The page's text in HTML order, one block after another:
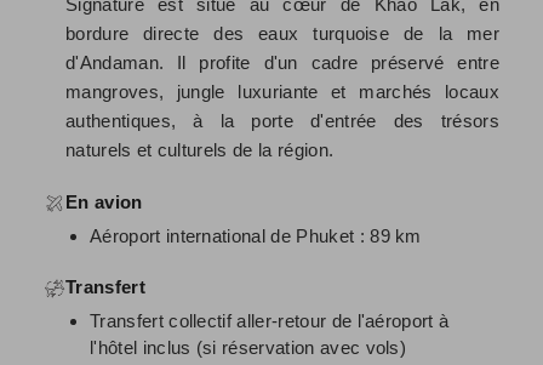
bordure directe des eaux turquoise de la mer
d'Andaman. Il profite d'un cadre préservé entre
mangroves, jungle luxuriante et marchés locaux
authentiques, à la porte d'entrée des trésors
naturels et culturels de la région.
En avion
Aéroport international de Phuket : 89 km
Transfert
Transfert collectif aller-retour de l'aéroport à
l'hôtel inclus (si réservation avec vols)